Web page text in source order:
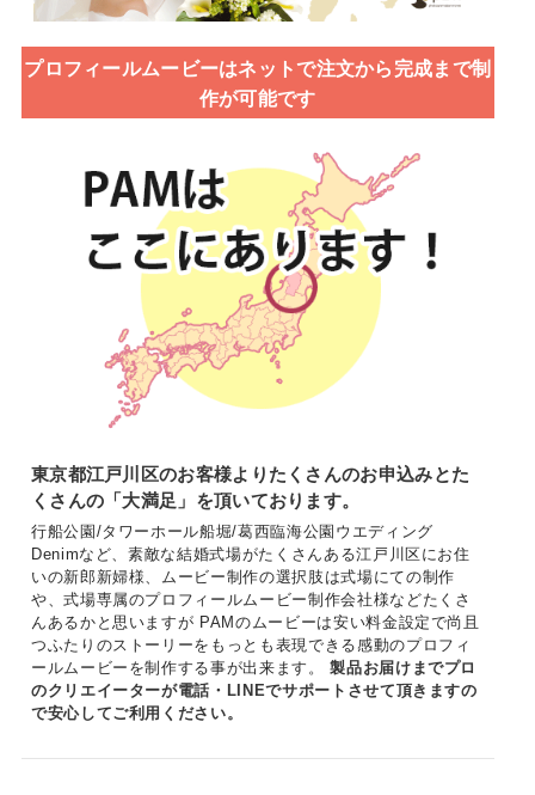
プロフィールムービーはネットで注文から完成まで制
作が可能です
東京都江戸川区のお客様よりたくさんのお申込みとた
くさんの「大満足」を頂いております。
行船公園/タワーホール船堀/葛西臨海公園ウエディング
Denimなど、素敵な結婚式場がたくさんある江戸川区にお住
いの新郎新婦様、ムービー制作の選択肢は式場にての制作
や、式場専属のプロフィールムービー制作会社様などたくさ
んあるかと思いますが PAMのムービーは安い料金設定で尚且
つふたりのストーリーをもっとも表現できる感動のプロフィ
ールムービーを制作する事が出来ます。製品お届けまでプロ
のクリエイーターが電話・LINEでサポートさせて頂きますの
で安心してご利用ください。